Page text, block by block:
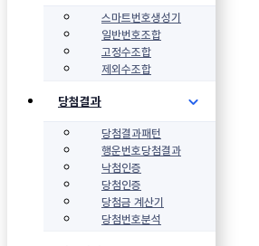
스마트번호생성기
일반번호조합
고정수조합
제외수조합
당첨결과
당첨결과패턴
행운번호당첨결과
낙첨인증
당첨인증
당첨금 계산기
당첨번호분석